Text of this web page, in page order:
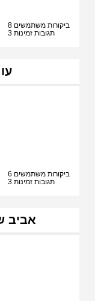
8 ביקורות משתמשים
3 תגובות זמינות
6 ביקורות משתמשים
3 תגובות זמינות
אביב